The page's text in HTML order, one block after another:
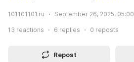
101101101.ru September 26, 2025, 05:00
13 reactions 6 replies 0 reposts
Repost